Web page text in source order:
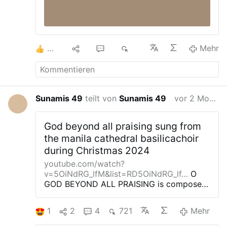
Mehr
Sunamis 49 teilt vonSunamis 49 vor 2 Monaten
God beyond all praising sung from
the manila cathedral basilicachoir
during Christmas 2024
youtube.com/watch?
v=5OiNdRG_lfM&list=RD5OiNdRG_lf… O
GOD BEYOND ALL PRAISING is composed
song is performed by the Manila Cathedral
Basilica Choir during the Christmas Mass
2024 It serves as the Offertory Song
1 2 4 721 Mehr